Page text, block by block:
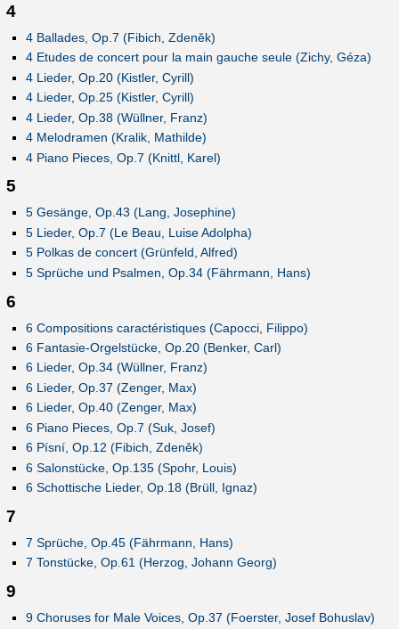
4
4 Ballades, Op.7 (Fibich, Zdeněk)
4 Etudes de concert pour la main gauche seule (Zichy, Géza)
4 Lieder, Op.20 (Kistler, Cyrill)
4 Lieder, Op.25 (Kistler, Cyrill)
4 Lieder, Op.38 (Wüllner, Franz)
4 Melodramen (Kralik, Mathilde)
4 Piano Pieces, Op.7 (Knittl, Karel)
5
5 Gesänge, Op.43 (Lang, Josephine)
5 Lieder, Op.7 (Le Beau, Luise Adolpha)
5 Polkas de concert (Grünfeld, Alfred)
5 Sprüche und Psalmen, Op.34 (Fährmann, Hans)
6
6 Compositions caractéristiques (Capocci, Filippo)
6 Fantasie-Orgelstücke, Op.20 (Benker, Carl)
6 Lieder, Op.34 (Wüllner, Franz)
6 Lieder, Op.37 (Zenger, Max)
6 Lieder, Op.40 (Zenger, Max)
6 Piano Pieces, Op.7 (Suk, Josef)
6 Písní, Op.12 (Fibich, Zdeněk)
6 Salonstücke, Op.135 (Spohr, Louis)
6 Schottische Lieder, Op.18 (Brüll, Ignaz)
7
7 Sprüche, Op.45 (Fährmann, Hans)
7 Tonstücke, Op.61 (Herzog, Johann Georg)
9
9 Choruses for Male Voices, Op.37 (Foerster, Josef Bohuslav)